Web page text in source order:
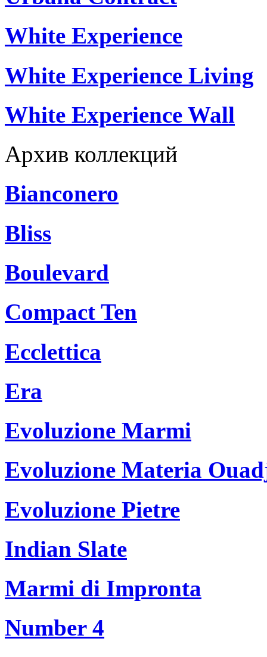
White Experience
White Experience Living
White Experience Wall
Архив коллекций
Bianconero
Bliss
Boulevard
Compact Ten
Ecclettica
Era
Evoluzione Marmi
Evoluzione Materia
Evoluzione Pietre
Indian Slate
Marmi di Impronta
Number 4